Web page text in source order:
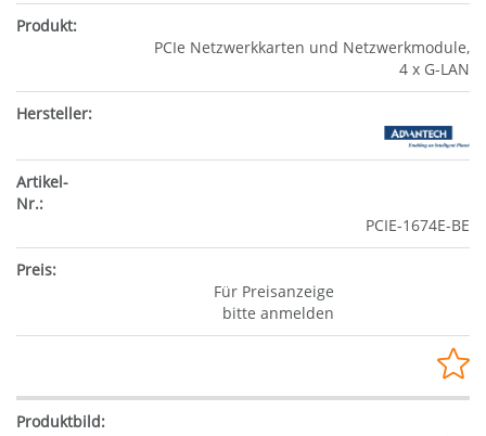
PCIe Netzwerkkarten und Netzwerkmodule,
4 x G-LAN
PCIE-1674E-BE
Für Preisanzeige
bitte anmelden